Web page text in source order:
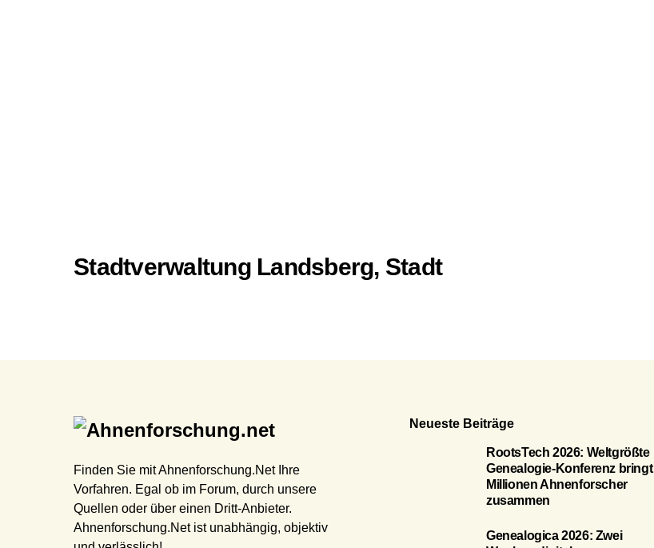
Stadtverwaltung Landsberg, Stadt
Finden Sie mit Ahnenforschung.Net Ihre
Vorfahren. Egal ob im Forum, durch unsere
Quellen oder über einen Dritt-Anbieter.
Ahnenforschung.Net ist unabhängig, objektiv
Neueste Beiträge
RootsTech 2026: Weltgrößte
Genealogie-Konferenz bringt
Millionen Ahnenforscher
zusammen
Genealogica 2026: Zwei